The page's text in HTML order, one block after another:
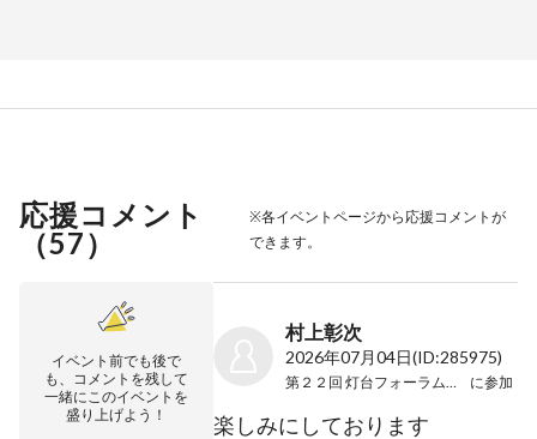
応援コメント
（57）
※各イベントページから応援コメントが
できます。
イベント前でも後で
も、コメントを残して
一緒にこのイベントを
盛り上げよう！
村上彰次
2026年07月04日(ID:285975)
に参加
楽しみにしております